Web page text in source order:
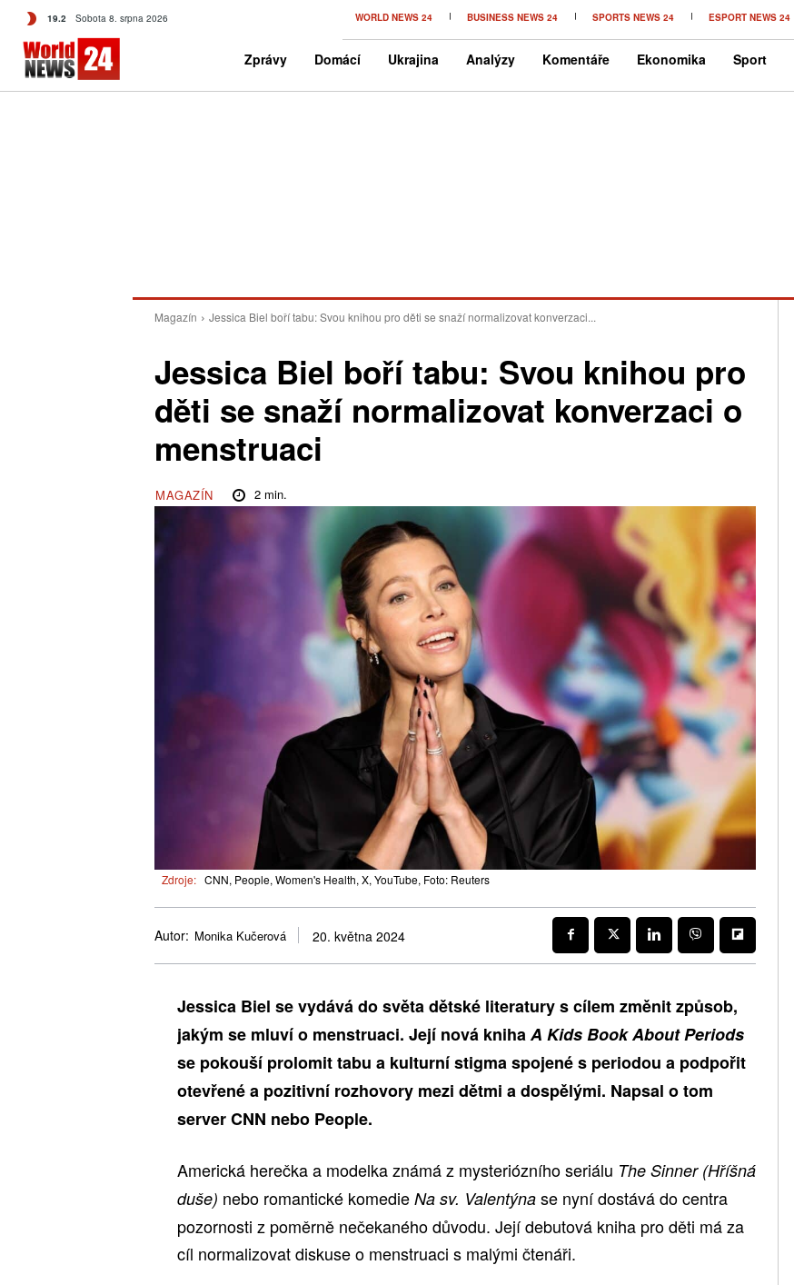
19.2 C Czech
Sobota 8. srpna 2026 WORLD NEWS 24 BUSINESS NEWS 24 SPORTS NEWS 24 ESPORT NEWS 24
Zprávy Domácí Ukrajina Analýzy Komentáře Ekonomika Sport
Magazín Jessica Biel boří tabu: Svou knihou pro děti se snaží normalizovat konverzaci...
Jessica Biel boří tabu: Svou knihou pro
děti se snaží normalizovat konverzaci o
menstruaci
MAGAZÍN 2min.
Zdroje: CNN, People, Women's Health, X, YouTube, Foto: Reuters
Autor: Monika Kučerová 20. května 2024
Jessica Biel se vydává do světa dětské literatury s cílem změnit způsob,
jakým se mluví o menstruaci. Její nová knihaA Kids Book About Periods
se pokouší prolomit tabu a kulturní stigma spojené s periodou a podpořit
otevřené a pozitivní rozhovory mezi dětmi a dospělými. Napsal o tom
server CNN nebo People.
Americká herečka a modelka známá z mysteriózního seriálu The Sinner (Hříšná
duše) nebo romantické komedie Na sv. Valentýna se nyní dostává do centra
pozornosti z poměrně nečekaného důvodu. Její debutová kniha pro děti má za
cíl normalizovat diskuse o menstruaci s malými čtenáři.